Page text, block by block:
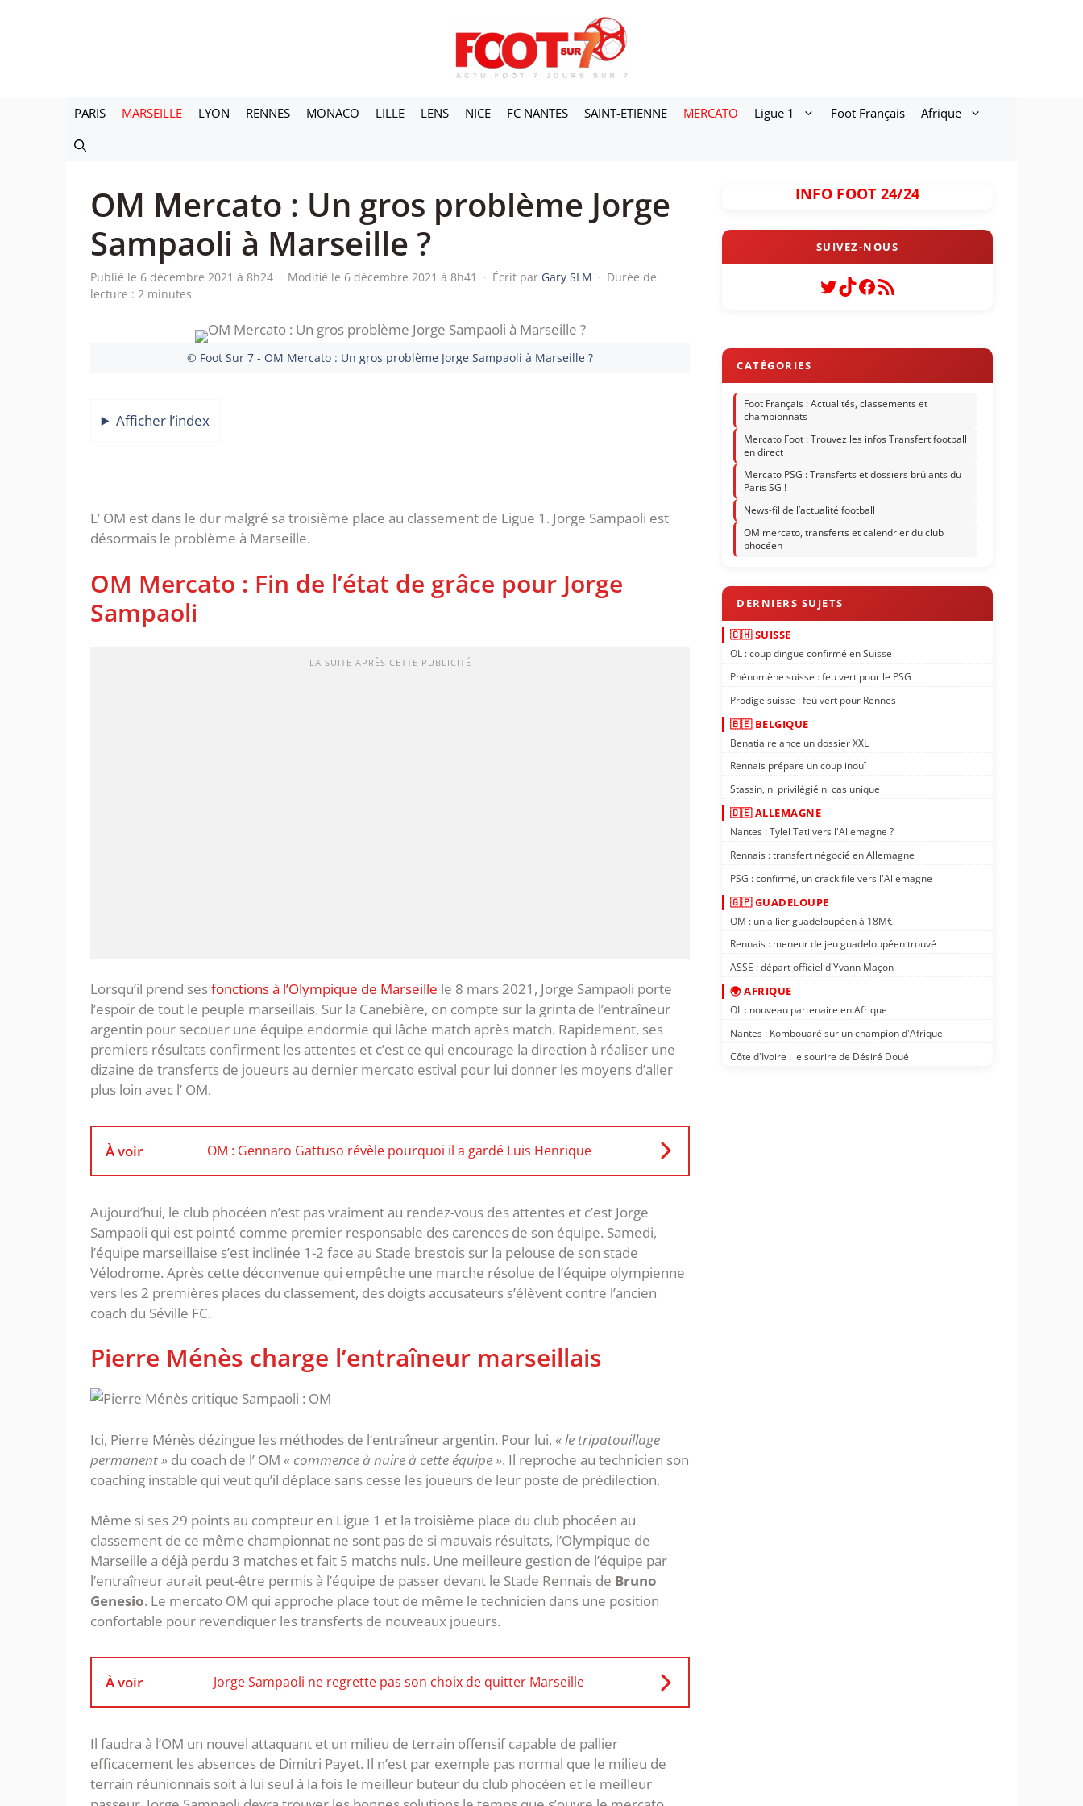
PARIS MARSEILLE LYON RENNES MONACO LILLE LENS NICE FC NANTES SAINT-ETIENNE MERCATO Ligue 1 Foot Français Afrique
OM Mercato : Un gros problème Jorge
Sampaoli à Marseille ?
Publié le 6 décembre 2021 à 8h24 · Modifié le 6 décembre 2021 à 8h41 · Écrit par Gary SLM · Durée de
lecture : 2 minutes
© Foot Sur 7 - OM Mercato : Un gros problème Jorge Sampaoli à Marseille ?
Afficher l’index
L’ OM est dans le dur malgré sa troisième place au classement de Ligue 1. Jorge Sampaoli est
désormais le problème à Marseille.
OM Mercato : Fin de l’état de grâce pour Jorge
Sampaoli
LA SUITE APRÈS CETTE PUBLICITÉ
Lorsqu’il prend sesfonctions à l’Olympique de Marseille le 8 mars 2021, Jorge Sampaoli porte
l’espoir de tout le peuple marseillais. Sur la Canebière, on compte sur la grinta de l’entraîneur
argentin pour secouer une équipe endormie qui lâche match après match. Rapidement, ses
premiers résultats confirment les attentes et c’est ce qui encourage la direction à réaliser une
dizaine de transferts de joueurs au dernier mercato estival pour lui donner les moyens d’aller
plus loin avec l’ OM.
À voir OM : Gennaro Gattuso révèle pourquoi il a gardé Luis Henrique
Aujourd’hui, le club phocéen n’est pas vraiment au rendez-vous des attentes et c’est Jorge
Sampaoli qui est pointé comme premier responsable des carences de son équipe. Samedi,
l’équipe marseillaise s’est inclinée 1-2 face au Stade brestois sur la pelouse de son stade
Vélodrome. Après cette déconvenue qui empêche une marche résolue de l’équipe olympienne
vers les 2 premières places du classement, des doigts accusateurs s’élèvent contre l’ancien
coach du Séville FC.
Pierre Ménès charge l’entraîneur marseillais
Ici, Pierre Ménès dézingue les méthodes de l’entraîneur argentin. Pour lui, « le tripatouillage
permanent » du coach de l’ OM « commence à nuire à cette équipe ». Il reproche au technicien son
coaching instable qui veut qu’il déplace sans cesse les joueurs de leur poste de prédilection.
Même si ses 29 points au compteur en Ligue 1 et la troisième place du club phocéen au
classement de ce même championnat ne sont pas de si mauvais résultats, l’Olympique de
Marseille a déjà perdu 3 matches et fait 5 matchs nuls. Une meilleure gestion de l’équipe par
l’entraîneur aurait peut-être permis à l’équipe de passer devant le Stade Rennais de Bruno
Genesio. Le mercato OM qui approche place tout de même le technicien dans une position
confortable pour revendiquer les transferts de nouveaux joueurs.
À voir Jorge Sampaoli ne regrette pas son choix de quitter Marseille
Il faudra à l’OM un nouvel attaquant et un milieu de terrain offensif capable de pallier
efficacement les absences de Dimitri Payet. Il n’est par exemple pas normal que le milieu de
terrain réunionnais soit à lui seul à la fois le meilleur buteur du club phocéen et le meilleur
INFO FOOT 24/24
Twitter
TikTok
Facebook
Flux RSS
Foot Français : Actualités, classements et
championnats
Mercato Foot : Trouvez les infos Transfert football
en direct
Mercato PSG : Transferts et dossiers brûlants du
Paris SG !
News-fil de l’actualité football
OM mercato, transferts et calendrier du club
phocéen
🇨🇭 SUISSE
OL : coup dingue confirmé en Suisse
Phénomène suisse : feu vert pour le PSG
Prodige suisse : feu vert pour Rennes
🇧🇪 BELGIQUE
Benatia relance un dossier XXL
Rennais prépare un coup inouï
Stassin, ni privilégié ni cas unique
🇩🇪 ALLEMAGNE
Nantes : Tylel Tati vers l'Allemagne ?
Rennais : transfert négocié en Allemagne
PSG : confirmé, un crack file vers l'Allemagne
🇬🇵 GUADELOUPE
OM : un ailier guadeloupéen à 18M€
Rennais : meneur de jeu guadeloupéen trouvé
ASSE : départ officiel d'Yvann Maçon
🌍 AFRIQUE
OL : nouveau partenaire en Afrique
Nantes : Kombouaré sur un champion d'Afrique
Côte d'Ivoire : le sourire de Désiré Doué